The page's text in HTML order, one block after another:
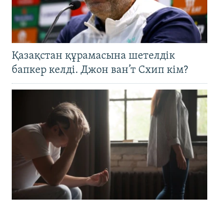
Қазақстан құрамасына шетелдік
бапкер келді. Джон ван’т Схип кім?